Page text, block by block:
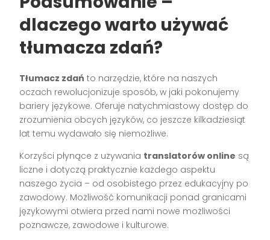
dlaczego warto używać
tłumacza zdań?
Tłumacz zdań to narzędzie, które na naszych
oczach rewolucjonizuje sposób, w jaki pokonujemy
bariery językowe. Oferuje natychmiastowy dostęp do
zrozumienia obcych języków, co jeszcze kilkadziesiąt
lat temu wydawało się niemożliwe.
Korzyści płynące z używania translatorów online są
liczne i dotyczą praktycznie każdego aspektu
naszego życia – od osobistego przez edukacyjny po
zawodowy. Możliwość komunikacji ponad granicami
językowymi otwiera przed nami nowe możliwości
poznawcze, zawodowe i kulturowe.